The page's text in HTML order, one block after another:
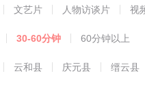
文艺片 人物访谈片 视
30-60分钟 60分钟以上
云和县 庆元县 缙云县